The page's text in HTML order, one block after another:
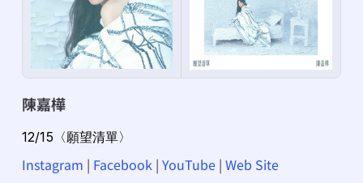
陳嘉樺
12/15〈願望清單〉
Instagram | Facebook | YouTube | Web Site